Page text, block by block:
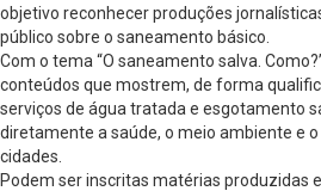
objetivo reconhecer produções
público sobre o saneamento básico.
Com o tema “O saneamento salva.
conteúdos que mostrem, de forma
serviços de água tratada e esgotamento
diretamente a saúde, o meio ambiente e
cidades.
Podem ser inscritas matérias produzidas